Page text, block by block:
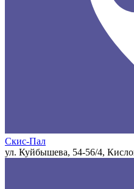
Скис-Пал
ул. Куйбышева, 54-56/4,